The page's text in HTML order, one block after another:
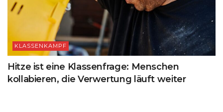
KLASSENKAMPF
Hitze ist eine Klassenfrage: Menschen
kollabieren, die Verwertung läuft weiter